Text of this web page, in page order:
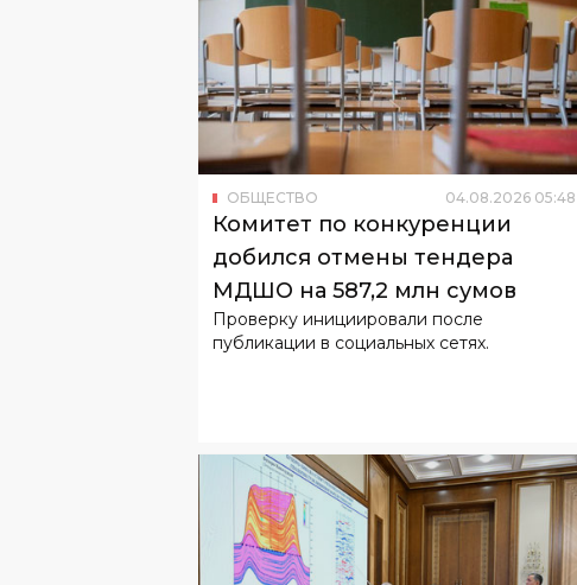
ОБЩЕСТВО 04 .08.2026 05:48
Комитет по конкуренции
добился отмены тендера
МДШО на 587,2 млн сумов
Проверку инициировали после
публикации в социальных сетях.